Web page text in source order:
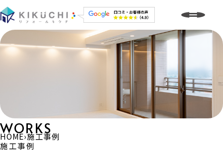
WORKS
施工事例
HOME›施工事例